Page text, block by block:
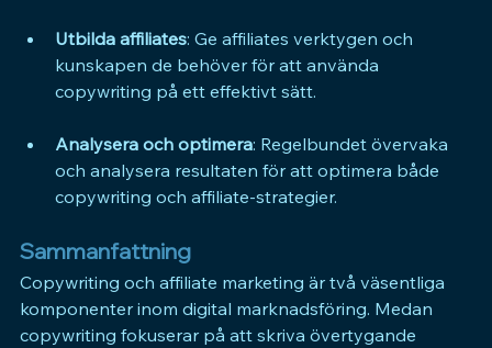
Utbilda affiliates: Ge affiliates verktygen och
kunskapen de behöver för att använda
copywriting på ett effektivt sätt.
Analysera och optimera: Regelbundet övervaka
och analysera resultaten för att optimera både
copywriting och affiliate-strategier.
Sammanfattning
Copywriting och affiliate marketing är två väsentliga
komponenter inom digital marknadsföring. Medan
copywriting fokuserar på att skriva övertygande